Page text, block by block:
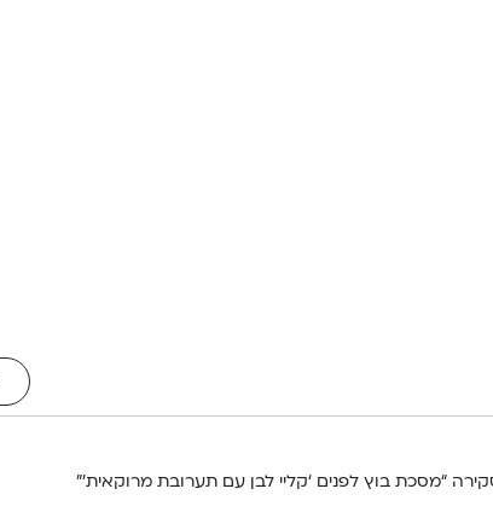
“מסכת בוץ לפנים ‘קליי לבן עם תערובת מרוקאית’”